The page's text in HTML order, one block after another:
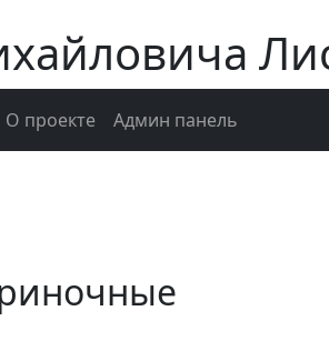
О проекте Админ панель